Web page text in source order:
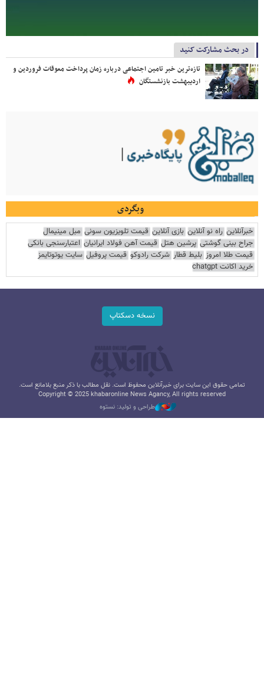
در بحث مشارکت کنید
تازه‌ترین خبر تامین اجتماعی درباره زمان پرداخت معوقات فروردین و
اردیبهشت بازنشستگان
وبگردی
خبرآنلاین راه نو آنلاین بازی آنلاین قیمت تلویزیون سونی مبل مینیمال
جراح بینی گوشتی پرشین هتل قیمت آهن فولاد ایرانیان اعتبارسنجی بانکی
قیمت طلا امروز بلیط قطار شرکت رادوکو قیمت پروفیل سایت یوتوتایمز
خرید اکانت chatgpt
نسخه دسکتاپ
تمامی حقوق این سایت برای خبرآنلاین محفوظ است. نقل مطالب با ذکر منبع بلامانع است.
Copyright © 2025 khabaronline News Agancy, All rights reserved
طراحی و تولید: نستوه